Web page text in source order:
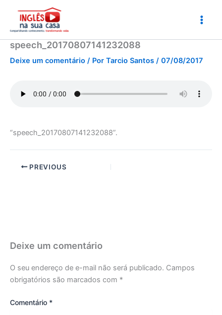
conteúdo
speech_20170807141232088
Deixe um comentário / Por Tarcio Santos / 07/08/2017
“speech_20170807141232088”.
PREVIOUS
Deixe um comentário
O seu endereço de e-mail não será publicado. Campos
obrigatórios são marcados com *
Comentário *